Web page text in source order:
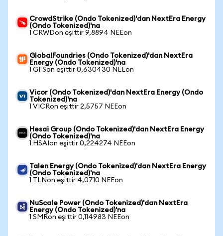
CrowdStrike (Ondo Tokenized)'dan NextEra Energy
(Ondo Tokenized)'na
1 CRWDon eşittir 9,8894 NEEon
GlobalFoundries (Ondo Tokenized)'dan NextEra
Energy (Ondo Tokenized)'na
1 GFSon eşittir 0,630430 NEEon
Vicor (Ondo Tokenized)'dan NextEra Energy (Ondo
Tokenized)'na
1 VICRon eşittir 2,5757 NEEon
Hesai Group (Ondo Tokenized)'dan NextEra Energy
(Ondo Tokenized)'na
1 HSAIon eşittir 0,224274 NEEon
Talen Energy (Ondo Tokenized)'dan NextEra Energy
(Ondo Tokenized)'na
1 TLNon eşittir 4,0710 NEEon
NuScale Power (Ondo Tokenized)'dan NextEra
Energy (Ondo Tokenized)'na
1 SMRon eşittir 0,114983 NEEon